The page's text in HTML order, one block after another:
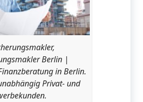
Berlin |
in Berlin.
Privat- und